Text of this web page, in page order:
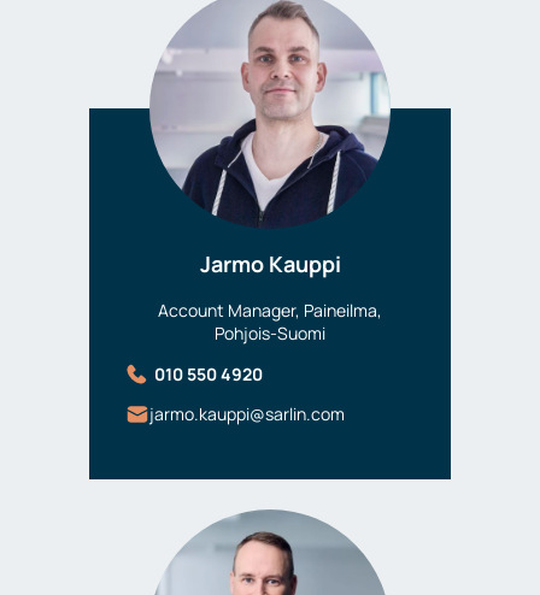
Jarmo Kauppi
Account Manager, Paineilma,
Pohjois-Suomi
010 550 4920
jarmo.kauppi@sarlin.com